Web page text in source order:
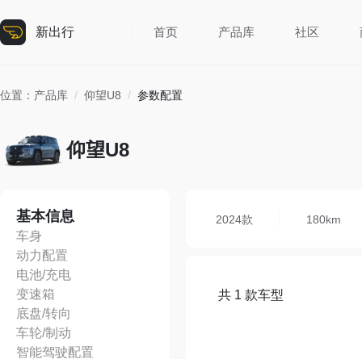
新出行 首页 产品库 社区
位置： 产品库 / 仰望U8 / 参数配置
仰望U8
基本信息
车身
动力配置
电池/充电
变速箱
底盘/转向
车轮/制动
智能驾驶配置
2024款 180km
共 1 款车型